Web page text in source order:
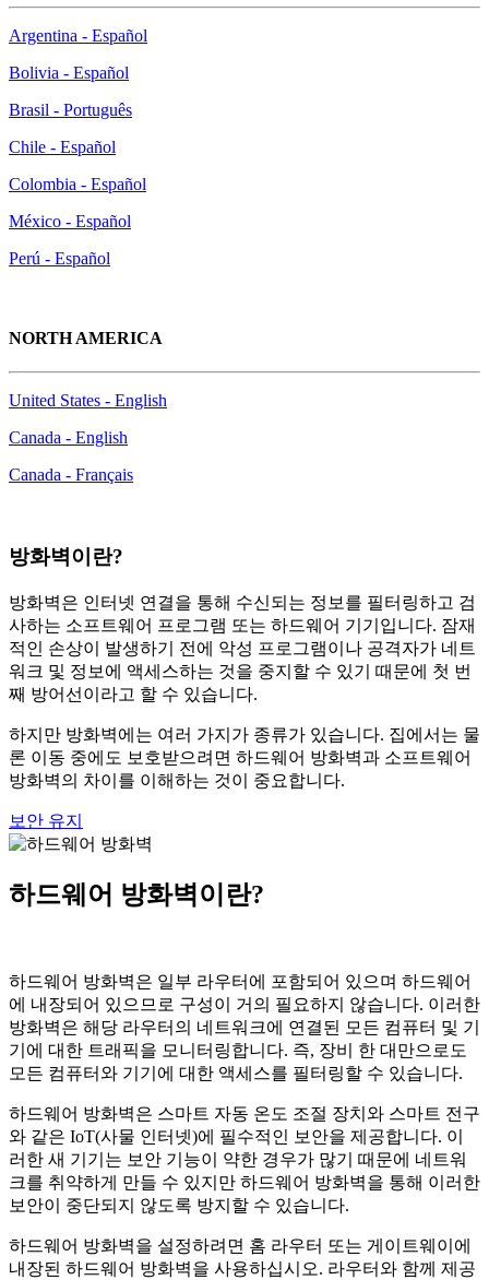
Argentina - Español
Bolivia - Español
Brasil - Português
Chile - Español
Colombia - Español
México - Español
Perú - Español
NORTH AMERICA
United States - English
Canada - English
Canada - Français
방화벽이란?
방화벽은 인터넷 연결을 통해 수신되는 정보를 필터링하고 검
사하는 소프트웨어 프로그램 또는 하드웨어 기기입니다. 잠재
적인 손상이 발생하기 전에 악성 프로그램이나 공격자가 네트
워크 및 정보에 액세스하는 것을 중지할 수 있기 때문에 첫 번
째 방어선이라고 할 수 있습니다.
하지만 방화벽에는 여러 가지가 종류가 있습니다. 집에서는 물
론 이동 중에도 보호받으려면 하드웨어 방화벽과 소프트웨어
방화벽의 차이를 이해하는 것이 중요합니다.
보안 유지
하드웨어 방화벽이란?
하드웨어 방화벽은 일부 라우터에 포함되어 있으며 하드웨어
에 내장되어 있으므로 구성이 거의 필요하지 않습니다. 이러한
방화벽은 해당 라우터의 네트워크에 연결된 모든 컴퓨터 및 기
기에 대한 트래픽을 모니터링합니다. 즉, 장비 한 대만으로도
모든 컴퓨터와 기기에 대한 액세스를 필터링할 수 있습니다.
하드웨어 방화벽은 스마트 자동 온도 조절 장치와 스마트 전구
와 같은 IoT(사물 인터넷)에 필수적인 보안을 제공합니다. 이
러한 새 기기는 보안 기능이 약한 경우가 많기 때문에 네트워
크를 취약하게 만들 수 있지만 하드웨어 방화벽을 통해 이러한
보안이 중단되지 않도록 방지할 수 있습니다.
하드웨어 방화벽을 설정하려면 홈 라우터 또는 게이트웨이에
내장된 하드웨어 방화벽을 사용하십시오. 라우터와 함께 제공